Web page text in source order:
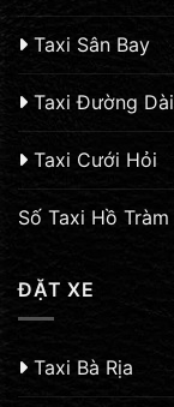
Taxi Sân Bay
Taxi Đường Dài
Taxi Cưới Hỏi
Số Taxi Hồ Tràm
ĐẶT XE
Taxi Bà Rịa